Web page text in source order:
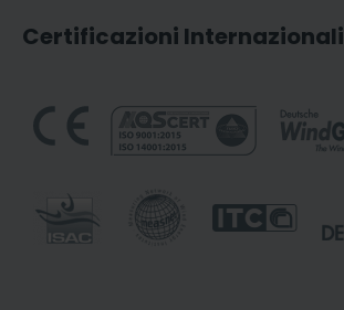
Certificazioni Internazionali